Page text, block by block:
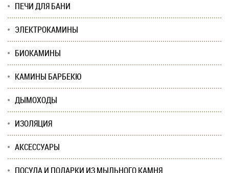
ПЕЧИ ДЛЯ БАНИ
ЭЛЕКТРОКАМИНЫ
БИОКАМИНЫ
КАМИНЫ БАРБЕКЮ
ДЫМОХОДЫ
ИЗОЛЯЦИЯ
АКСЕССУАРЫ
ПОСУДА И ПОДАРКИ ИЗ МЫЛЬНОГО КАМНЯ